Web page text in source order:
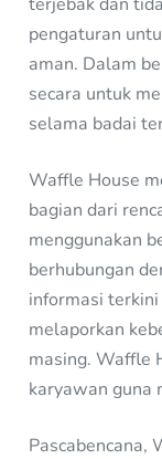
pengaturan
aman. Dalam
secara untuk
selama badai
Waffle House
bagian dari
menggunakan
berhubungan
informasi
melaporkan
masing. Waffle
karyawan guna
Pascabencana,